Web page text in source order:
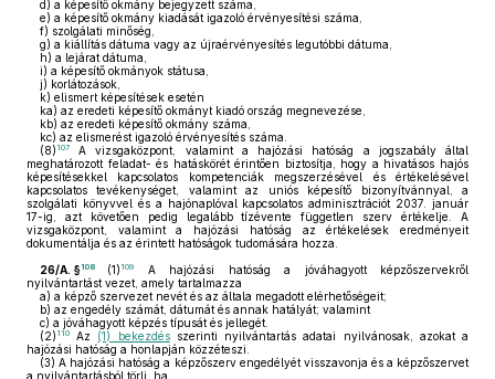
d) a képesítő okmány bejegyzett száma,
e) a képesítő okmány kiadását igazoló érvényesítési száma,
f) szolgálati minőség,
g) a kiállítás dátuma vagy az újraérvényesítés legutóbbi dátuma,
h) a lejárat dátuma,
i) a képesítő okmányok státusa,
j) korlátozások,
k) elismert képesítések esetén
ka) az eredeti képesítő okmányt kiadó ország megnevezése,
kb) az eredeti képesítő okmány száma,
kc) az elismerést igazoló érvényesítés száma.
(8) 107
A vizsgaközpont, valamint a hajózási hatóság a jogszabály által
meghatározott feladat- és hatáskörét érintően biztosítja, hogy a hivatásos hajós
képesítésekkel kapcsolatos kompetenciák megszerzésével és értékelésével
kapcsolatos tevékenységet, valamint az uniós képesítő bizonyítvánnyal, a
szolgálati könyvvel és a hajónaplóval kapcsolatos adminisztrációt 2037. január
17-ig, azt követően pedig legalább tízévente független szerv értékelje. A
vizsgaközpont, valamint a hajózási hatóság az értékelések eredményeit
dokumentálja és az érintett hatóságok tudomására hozza.
26/A. §108 (1) 109
A hajózási hatóság a jóváhagyott képzőszervekről
nyilvántartást vezet, amely tartalmazza
a) a képző szervezet nevét és az általa megadott elérhetőségeit;
b) az engedély számát, dátumát és annak hatályát; valamint
c) a jóváhagyott képzés típusát és jellegét.
(2) 110 Az (1) bekezdésszerinti nyilvántartás adatai nyilvánosak, azokat a
hajózási hatóság a honlapján közzéteszi.
(3) A hajózási hatóság a képzőszerv engedélyét visszavonja és a képzőszervet
a nyilvántartásból törli, ha